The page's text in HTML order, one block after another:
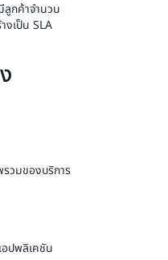
ลูกค้าจำนวน
งเป็น SLA
วมของบริการ
อปพลิเคชัน